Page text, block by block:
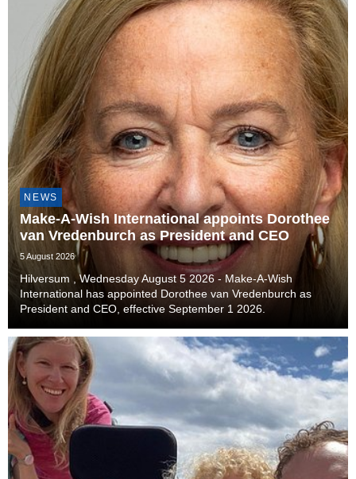
NEWS
Make-A-Wish International appoints Dorothee
van Vredenburch as President and CEO
5 August 2026
Hilversum , Wednesday August 5 2026 - Make-A-Wish
International has appointed Dorothee van Vredenburch as
President and CEO, effective September 1 2026.